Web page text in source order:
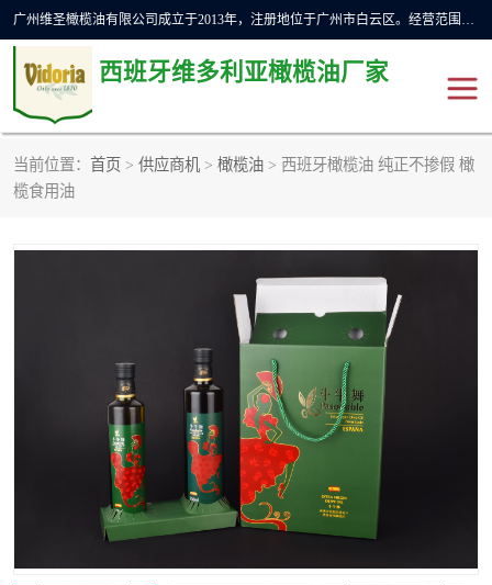
广州维圣橄榄油有限公司成立于2013年，注册地位于广州市白云区。经营范围包括饲料原料销售;畜牧渔业饲料销售;化妆品批发;贸易经纪;食品进出口等，主要产品有：橄榄果渣油，橄榄油，纯橄榄油等。
西班牙维多利亚橄榄油厂家
当前位置： 首页 > 供应商机 > 橄榄油 > 西班牙橄榄油 纯正不掺假 橄
榄食用油
橄榄油